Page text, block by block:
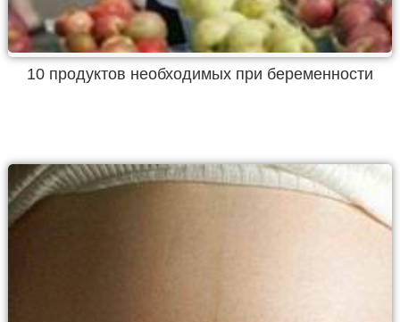
10 продуктов необходимых при беременности